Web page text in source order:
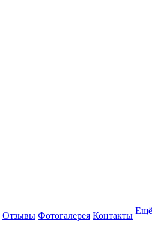
Отзывы Фотогалерея Контакты Ещё